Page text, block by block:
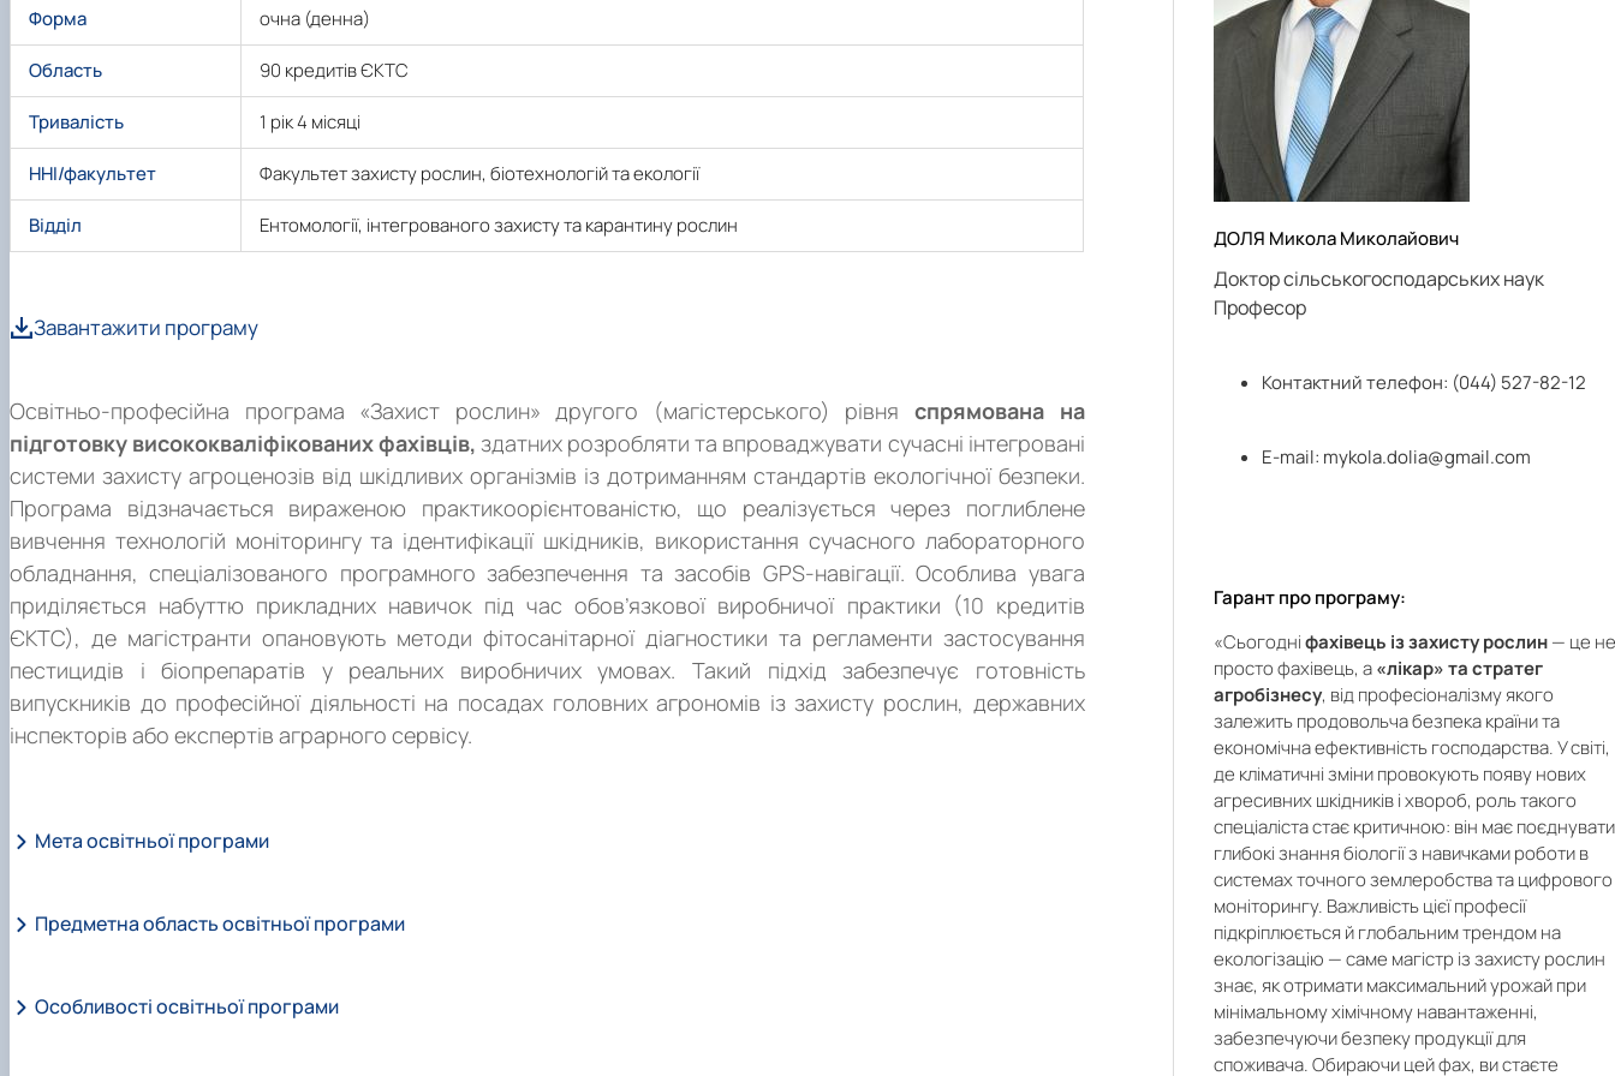
Форма очна (денна)
Область 90 кредитів ЄКТС
Тривалість 1 рік 4 місяці
ННІ/факультет Факультет захисту рослин, біотехнологій та екології
Відділ Ентомології, інтегрованого захисту та карантину рослин
Про програму
Завантажити програму
Освітньо-професійна програма «Захист рослин» другого (магістерського) рівняспрямована на
підготовку висококваліфікованих фахівців, здатних розробляти та впроваджувати сучасні інтегровані
системи захисту агроценозів від шкідливих організмів із дотриманням стандартів екологічної безпеки.
Програма відзначається вираженою практикоорієнтованістю, що реалізується через поглиблене
вивчення технологій моніторингу та ідентифікації шкідників, використання сучасного лабораторного
обладнання, спеціалізованого програмного забезпечення та засобів GPS-навігації. Особлива увага
приділяється набуттю прикладних навичок під час обов’язкової виробничої практики (10 кредитів
ЄКТС), де магістранти опановують методи фітосанітарної діагностики та регламенти застосування
пестицидів і біопрепаратів у реальних виробничих умовах. Такий підхід забезпечує готовність
випускників до професійної діяльності на посадах головних агрономів із захисту рослин, державних
інспекторів або експертів аграрного сервісу.
Мета освітньої програми
ОПП «Захист рослин»забезпечує якісну підготовку
обґрунтованого поєднання карантинних і організаційно-господарських заходів, агротехнічного, селекційно-
Предметна область освітньої програми
Захист рослин від шкідливих організмів
Особливості освітньої програми
ДОЛЯ Микола Миколайович
Доктор сільськогосподарських наук
Професор
Контактний телефон: (044) 527-82-12
Е-mail: mykola.dolia@gmail.com
Гарант про програму:
«Сьогодніфахівець із захисту рослин— це
просто фахівець, а«лікар» та стратег
агробізнесу, від професіоналізму якого
залежить продовольча безпека країни та
економічна ефективність господарства. У світі,
де кліматичні зміни провокують появу нових
агресивних шкідників і хвороб, роль такого
спеціаліста стає критичною: він має поєднувати
глибокі знання біології з навичками роботи в
системах точного землеробства та цифрового
моніторингу. Важливість цієї професії
підкріплюється й глобальним трендом на
екологізацію — саме магістр із захисту рослин
знає, як отримати максимальний урожай при
мінімальному хімічному навантаженні,
забезпечуючи безпеку продукції для
споживача. Обираючи цей фах, ви стаєте